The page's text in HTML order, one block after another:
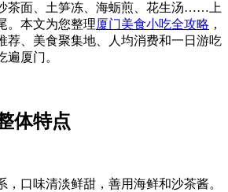
茶面、土笋冻、海蛎煎、花生汤……上
。本文为您整理厦门美食小吃全攻略 ，
荐、美食聚集地、人均消费和一日游吃
厦门。
体特点
，口味清淡鲜甜，善用海鲜和沙茶酱。